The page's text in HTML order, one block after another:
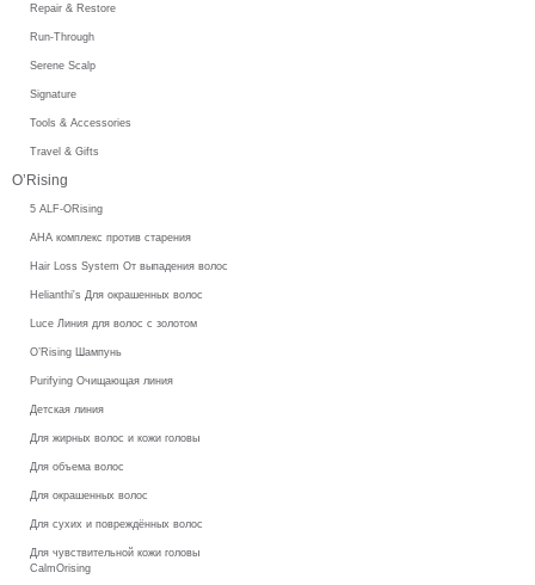
Repair & Restore
Run-Through
Serene Scalp
Signature
Tools & Accessories
Travel & Gifts
O’Rising
5 ALF-ORising
AHA комплекс против старения
Hair Loss System От выпадения волос
Helianthi's Для окрашенных волос
Luce Линия для волос с золотом
O’Rising Шампунь
Purifying Очищающая линия
Детская линия
Для жирных волос и кожи головы
Для объема волос
Для окрашенных волос
Для сухих и повреждённых волос
Для чувствительной кожи головы
CalmOrising